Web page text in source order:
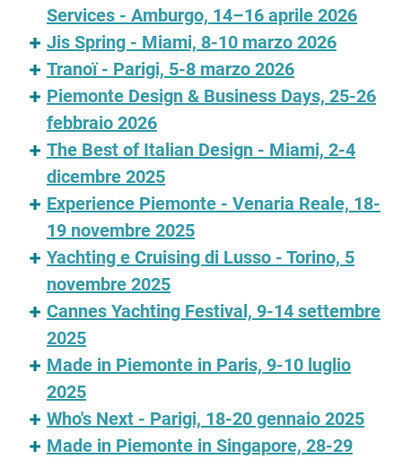
Services - Amburgo, 14–16 aprile 2026
Jis Spring - Miami, 8-10 marzo 2026
Tranoï - Parigi, 5-8 marzo 2026
Piemonte Design & Business Days, 25-26
febbraio 2026
The Best of Italian Design - Miami, 2-4
dicembre 2025
Experience Piemonte - Venaria Reale, 18-
19 novembre 2025
Yachting e Cruising di Lusso - Torino, 5
novembre 2025
Cannes Yachting Festival, 9-14 settembre
2025
Made in Piemonte in Paris, 9-10 luglio
2025
Who's Next - Parigi, 18-20 gennaio 2025
Made in Piemonte in Singapore, 28-29